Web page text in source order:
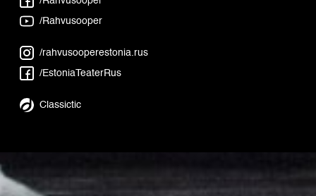
/Rahvusooper
/rahvusooperestonia.rus
/EstoniaTeaterRus
Classictic